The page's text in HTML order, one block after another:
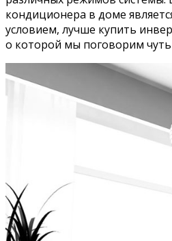
кондиционера в доме
условием, лучше купить
о которой мы поговорим